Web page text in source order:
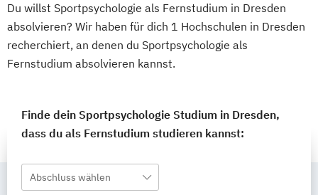
Du willst Sportpsychologie als Fernstudium in Dresden
absolvieren? Wir haben für dich 1 Hochschulen in Dresden
recherchiert, an denen du Sportpsychologie als
Fernstudium absolvieren kannst.
Finde dein Sportpsychologie Studium in Dresden,
dass du als Fernstudium studieren kannst:
Abschluss wählen